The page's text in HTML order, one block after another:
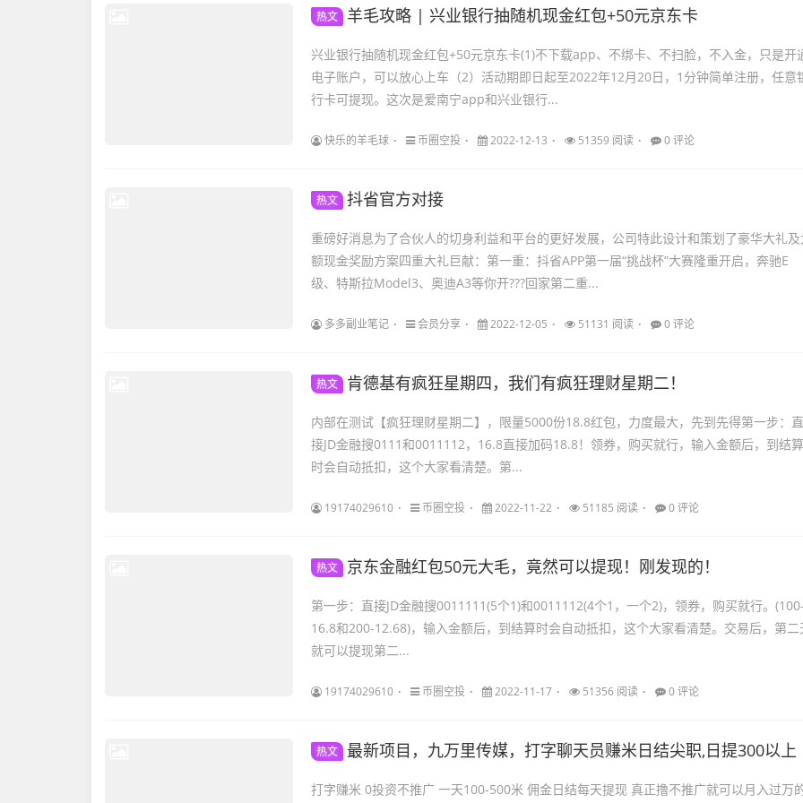
热文 羊毛攻略 | 兴业银行抽随机现金红包+50元京东卡
兴业银行抽随机现金红包+50元京东卡(1)不下载app、不绑卡、不扫脸，不入金，只是开
电子账户，可以放心上车（2）活动期即日起至2022年12月20日，1分钟简单注册，任意
行卡可提现。这次是爱南宁app和兴业银行...
快乐的羊毛球 币圈空投 2022-12-13 51359 阅读 0 评论
热文 抖省官方对接
重磅好消息为了合伙人的切身利益和平台的更好发展，公司特此设计和策划了豪华大礼及
额现金奖励方案四重大礼巨献：第一重：抖省APP第一届“挑战杯”大赛隆重开启，奔驰E
级、特斯拉Model3、奥迪A3等你开???回家第二重...
多多副业笔记 会员分享 2022-12-05 51131 阅读 0 评论
热文 肯德基有疯狂星期四，我们有疯狂理财星期二！
内部在测试【疯狂理财星期二】，限量5000份18.8红包，力度最大，先到先得第一步：直
接JD金融搜0111和0011112，16.8直接加码18.8！领券，购买就行，输入金额后，到结算
时会自动抵扣，这个大家看清楚。第...
19174029610 币圈空投 2022-11-22 51185 阅读 0 评论
热文 京东金融红包50元大毛，竟然可以提现！刚发现的！
第一步：直接JD金融搜0011111(5个1)和0011112(4个1，一个2)，领券，购买就行。(100-
16.8和200-12.68)，输入金额后，到结算时会自动抵扣，这个大家看清楚。交易后，第二
就可以提现第二...
19174029610 币圈空投 2022-11-17 51356 阅读 0 评论
热文 最新项目，九万里传媒，打字聊天员赚米日结尖职,日提300以上
打字赚米 0投资不推广 一天100-500米 佣金日结每天提现 真正撸不推广就可以月入过万的